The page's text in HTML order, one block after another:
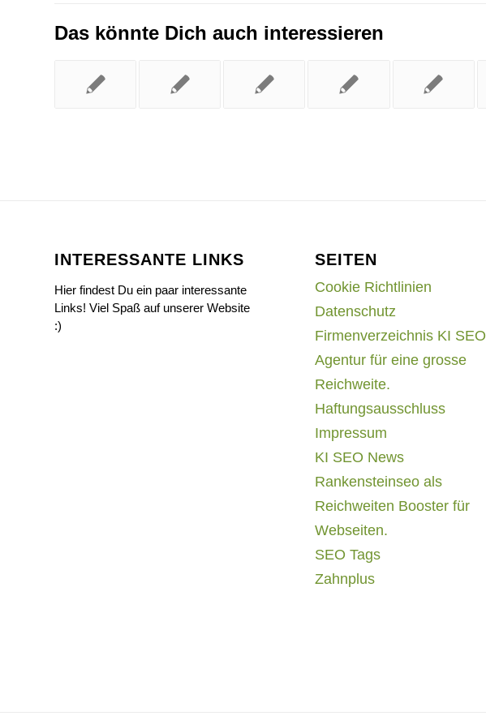
Das könnte Dich auch interessieren
INTERESSANTE LINKS
Hier findest Du ein paar interessante
Links! Viel Spaß auf unserer Website
:)
SEITEN
Cookie Richtlinien
Datenschutz
Firmenverzeichnis KI SEO
Agentur für eine grosse
Reichweite.
Haftungsausschluss
Impressum
KI SEO News
Rankensteinseo als
Reichweiten Booster für
Webseiten.
SEO Tags
Zahnplus